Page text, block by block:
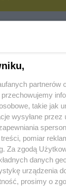
partnerów
takie jak
wysyłane
pomiar
Za zgodą
danych
urządzenia
prosimy o